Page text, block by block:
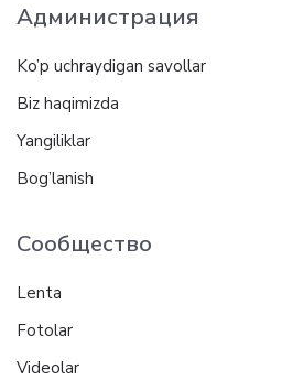
Администрация
Ko’p uchraydigan savollar
Biz haqimizda
Yangiliklar
Bog’lanish
Сообщество
Lenta
Fotolar
Videolar